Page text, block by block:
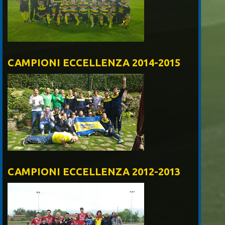
CAMPIONI ECCELLENZA 2014-2015
CAMPIONI ECCELLENZA 2012-2013